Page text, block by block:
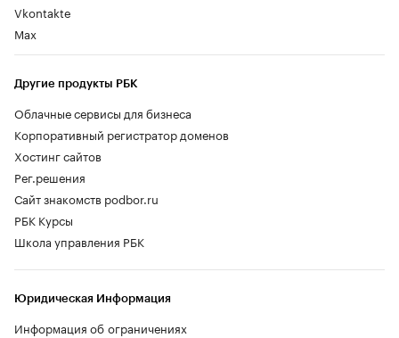
Vkontakte
Max
Другие продукты РБК
Облачные сервисы для бизнеса
Корпоративный регистратор доменов
Хостинг сайтов
Рег.решения
Сайт знакомств podbor.ru
РБК Курсы
Школа управления РБК
Юридическая Информация
Информация об ограничениях